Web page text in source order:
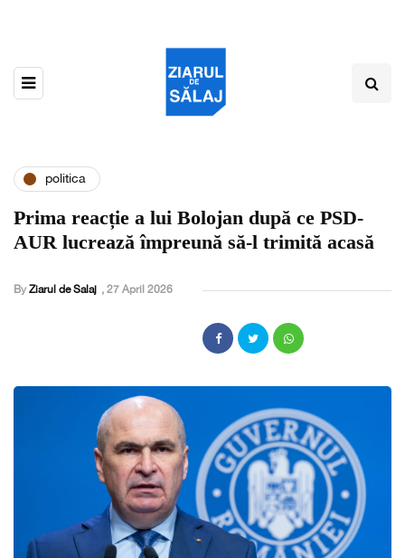
politica
Prima reacție a lui Bolojan după ce PSD-
AUR lucrează împreună să-l trimită acasă
By Ziarul de Salaj , 27 April 2026